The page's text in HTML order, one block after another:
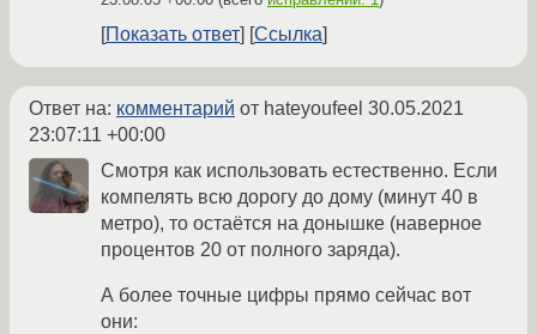
Показать ответ Ссылка
Ответ на: комментарий от hateyoufeel 30.05.2021
23:07:11 +00:00
Смотря как использовать естественно. Если
компелять всю дорогу до дому (минут 40 в
метро), то остаётся на донышке (наверное
процентов 20 от полного заряда).
А более точные цифры прямо сейчас вот
они: